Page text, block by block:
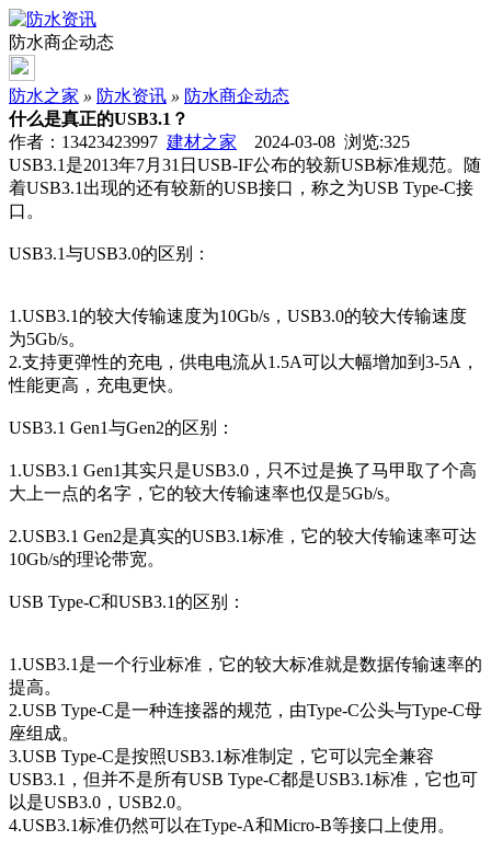
防水商企动态
防水之家 » 防水资讯 » 防水商企动态
什么是真正的USB3.1？
作者：13423423997 建材之家 2024-03-08 浏览:325
USB3.1是2013年7月31日USB-IF公布的较新USB标准规范。随
着USB3.1出现的还有较新的USB接口，称之为USB Type-C接
口。
USB3.1与USB3.0的区别：
1.USB3.1的较大传输速度为10Gb/s，USB3.0的较大传输速度
为5Gb/s。
2.支持更弹性的充电，供电电流从1.5A可以大幅增加到3-5A，
性能更高，充电更快。
USB3.1 Gen1与Gen2的区别：
1.USB3.1 Gen1其实只是USB3.0，只不过是换了马甲取了个高
大上一点的名字，它的较大传输速率也仅是5Gb/s。
2.USB3.1 Gen2是真实的USB3.1标准，它的较大传输速率可达
10Gb/s的理论带宽。
USB Type-C和USB3.1的区别：
1.USB3.1是一个行业标准，它的较大标准就是数据传输速率的
提高。
2.USB Type-C是一种连接器的规范，由Type-C公头与Type-C母
座组成。
3.USB Type-C是按照USB3.1标准制定，它可以完全兼容
USB3.1，但并不是所有USB Type-C都是USB3.1标准，它也可
以是USB3.0，USB2.0。
4.USB3.1标准仍然可以在Type-A和Micro-B等接口上使用。